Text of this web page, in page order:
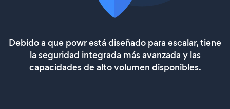
Debido a que powr está diseñado para escalar, tiene
la seguridad integrada más avanzada y las
capacidades de alto volumen disponibles.